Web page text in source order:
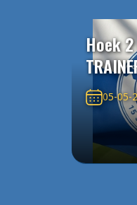
Hoek
05-05-